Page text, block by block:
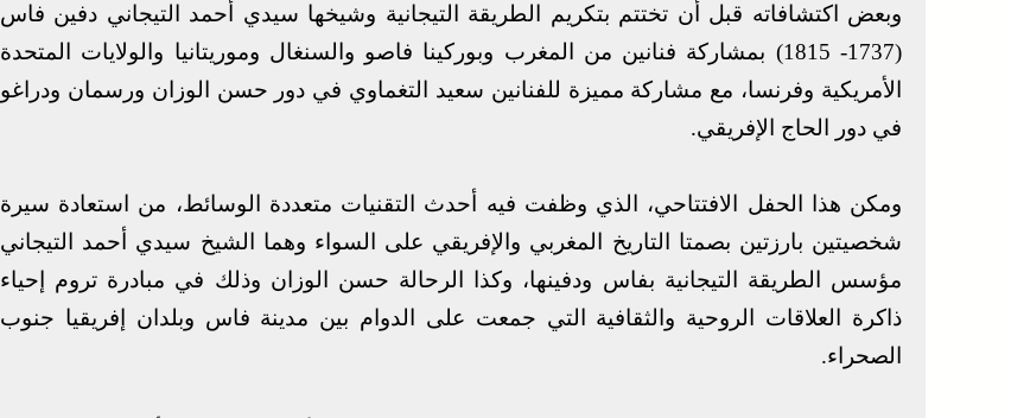
وبعض اكتشافاته قبل أن تختتم بتكريم الطريقة التيجانية وشيخها سيدي أحمد التيجاني دفين فاس
(1737- 1815) بمشاركة فنانين من المغرب وبوركينا فاصو والسنغال وموريتانيا والولايات المتحدة
الأمريكية وفرنسا، مع مشاركة مميزة للفنانين سعيد التغماوي في دور حسن الوزان ورسمان ودراغو
في دور الحاج الإفريقي.
ومكن هذا الحفل الافتتاحي، الذي وظفت فيه أحدث التقنيات متعددة الوسائط، من استعادة سيرة
شخصيتين بارزتين بصمتا التاريخ المغربي والإفريقي على السواء وهما الشيخ سيدي أحمد التيجاني
مؤسس الطريقة التيجانية بفاس ودفينها، وكذا الرحالة حسن الوزان وذلك في مبادرة تروم إحياء
ذاكرة العلاقات الروحية والثقافية التي جمعت على الدوام بين مدينة فاس وبلدان إفريقيا جنوب
الصحراء.